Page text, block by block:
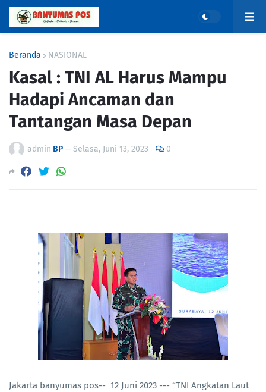
Beranda NASIONAL
Kasal : TNI AL Harus Mampu
Hadapi Ancaman dan
Tantangan Masa Depan
admin BP—Selasa, Juni 13, 2023 0
Jakarta banyumas pos-- 12 Juni 2023 --- “TNI Angkatan Laut